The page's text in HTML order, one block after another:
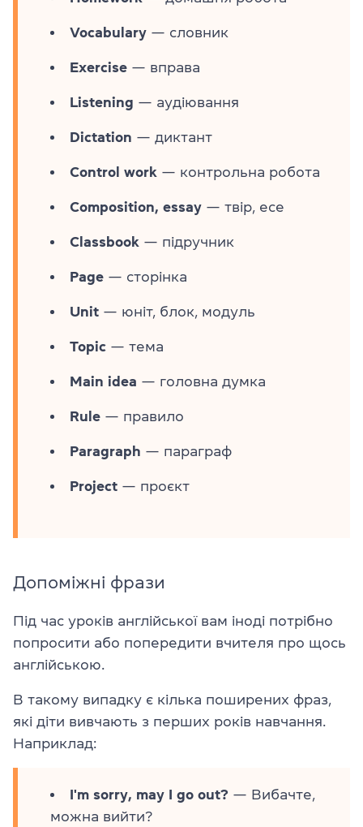
Vocabulary — словник
Exercise — вправа
Listening — аудіювання
Dictation — диктант
Control work — контрольна робота
Composition, essay — твір, есе
Classbook — підручник
Page — сторінка
Unit — юніт, блок, модуль
Topic — тема
Main idea — головна думка
Rule — правило
Paragraph — параграф
Project — проєкт
Допоміжні фрази
Під час уроків англійської вам іноді потрібно
попросити або попередити вчителя про щось
англійською.
В такому випадку є кілька поширених фраз,
які діти вивчають з перших років навчання.
Наприклад:
I'm sorry, may I go out? — Вибачте,
можна вийти?